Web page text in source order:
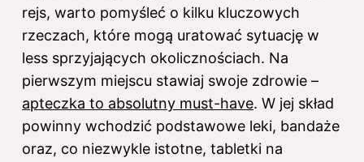
rejs, warto pomyśleć o kilku kluczowych
rzeczach, które mogą uratować sytuację w
less sprzyjających okolicznościach. Na
pierwszym miejscu stawiaj swoje zdrowie –
apteczka to absolutny must-have. W jej skład
powinny wchodzić podstawowe leki, bandaże
oraz, co niezwykle istotne, tabletki na